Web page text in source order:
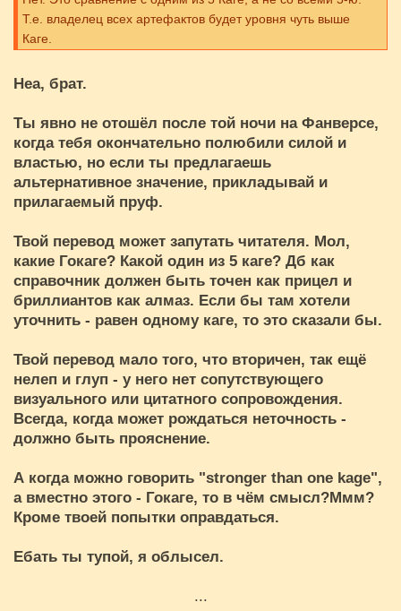
Т.е. владелец всех артефактов будет уровня чуть выше
Каге.
Неа, брат.
Ты явно не отошёл после той ночи на Фанверсе,
когда тебя окончательно полюбили силой и
властью, но если ты предлагаешь
альтернативное значение, прикладывай и
прилагаемый пруф.
Твой перевод может запутать читателя. Мол,
какие Гокаге? Какой один из 5 каге? Дб как
справочник должен быть точен как прицел и
бриллиантов как алмаз. Если бы там хотели
уточнить - равен одному каге, то это сказали бы.
Твой перевод мало того, что вторичен, так ещё
нелеп и глуп - у него нет сопутствующего
визуального или цитатного сопровождения.
Всегда, когда может рождаться неточность -
должно быть прояснение.
А когда можно говорить "stronger than one kage",
а вместно этого - Гокаге, то в чём смысл?Ммм?
Кроме твоей попытки оправдаться.
Ебать ты тупой, я облысел.
...